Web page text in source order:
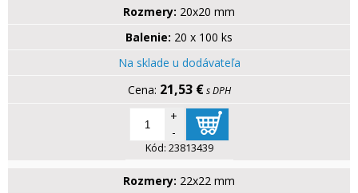
Rozmery: 20x20 mm
Balenie: 20 x 100 ks
Na sklade u dodávateľa
21,53 € s DPH
+
-
Kód: 23813439
Rozmery: 22x22 mm